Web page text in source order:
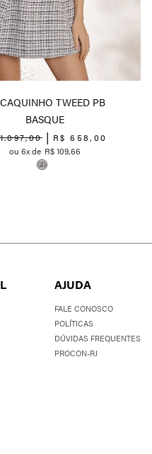
TWEED PB
BASQUE
1.097,00 R$ 658, 00
6
R$109,66
AJUDA
FALE CONOSCO
POLÍTICAS
DÚVIDAS FREQUENTES
PROCON-RJ